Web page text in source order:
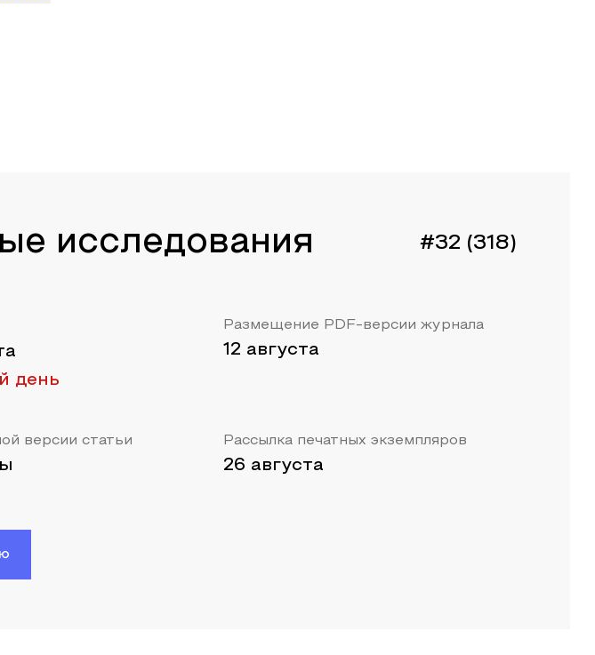
исследования #32 (318)
день
Размещение PDF-версии журнала
12 августа
версии статьи Рассылка печатных экземпляров
26 августа